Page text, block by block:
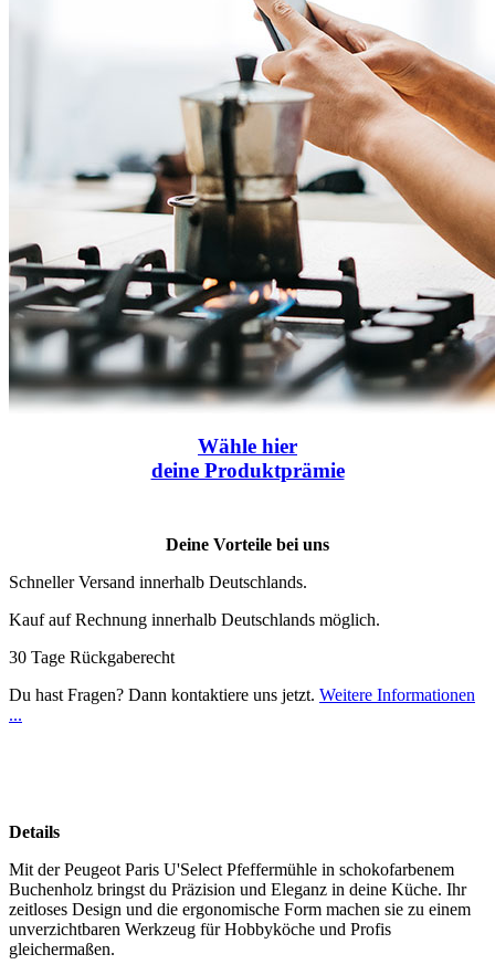
Wähle hier
deine Produktprämie
Deine Vorteile bei uns
Schneller Versand innerhalb Deutschlands.
Kauf auf Rechnung innerhalb Deutschlands möglich.
30 Tage Rückgaberecht
Du hast Fragen? Dann kontaktiere uns jetzt. Weitere Informationen
...
Details
Mit der Peugeot Paris U'Select Pfeffermühle in schokofarbenem
Buchenholz bringst du Präzision und Eleganz in deine Küche. Ihr
zeitloses Design und die ergonomische Form machen sie zu einem
unverzichtbaren Werkzeug für Hobbyköche und Profis
gleichermaßen.